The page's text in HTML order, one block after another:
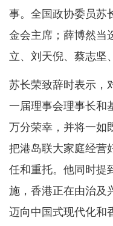
事。全国政协委员苏
金会主席；薛博然当
立、刘天倪、蔡志坚
苏长荣致辞时表示，
一届理事会理事长和
万分荣幸，并将一如
把港岛联大家庭经营
任和重托。他同时提
施，香港正在由治及
迈向中国式现代化和